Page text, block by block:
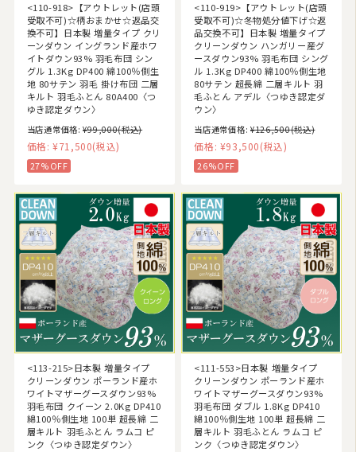
<110-918>【アウトレット(店頭
受取不可)☆柄おまかせ☆返品交
換不可】日本製 増量タイプ クリ
ーンダウン イングランド産ホワ
イトダウン93% 羽毛布団 シン
グル 1.3Kg DP400 綿100％側生
地 80サテン 羽毛 掛け布団 二層
キルト 羽毛ふとん 80A400〈つ
ゆき認定ダウン〉
当店通常価格: ¥99,000(税込)
価格: ¥71,500(税込)
27%OFF
<110-919>【アウトレット(店頭
受取不可)☆冬物処分値下げ☆返
品交換不可】日本製 増量タイプ
クリーンダウン ハンガリー産グ
ースダウン93% 羽毛布団 シング
ル 1.3Kg DP400 綿100％側生地
80サテン 超長綿 二層キルト 羽
毛ふとん アデル〈つゆき認定ダ
ウン〉
当店通常価格: ¥126,500(税込)
価格: ¥93,500(税込)
26%OFF
<113-215>日本製 増量タイプ
クリーンダウン ポーランド産ホ
ワイトマザーグースダウン93%
羽毛布団 クイーン 2.0Kg DP410
綿100％側生地 100単 超長綿 二
層キルト 羽毛ふとん ラムコ ピ
ンク〈つゆき認定ダウン〉
<111-553>日本製 増量タイプ
クリーンダウン ポーランド産ホ
ワイトマザーグースダウン93%
羽毛布団 ダブル 1.8Kg DP410
綿100％側生地 100単 超長綿 二
層キルト 羽毛ふとん ラムコ ピ
ンク〈つゆき認定ダウン〉